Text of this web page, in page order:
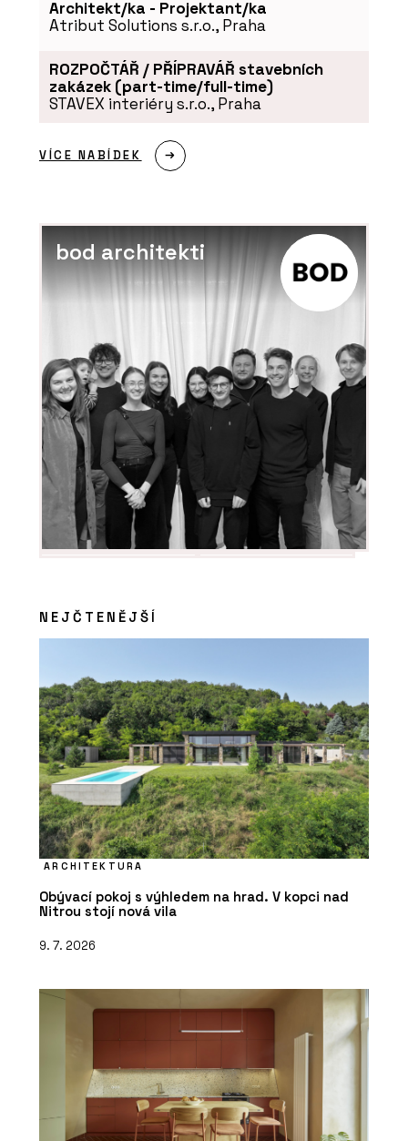
Architekt/ka - Projektant/ka
Atribut Solutions s.r.o., Praha
ROZPOČTÁŘ / PŘÍPRAVÁŘ stavebních
zakázek (part-time/full-time)
STAVEX interiéry s.r.o., Praha
VÍCE NABÍDEK
bod architekti
NEJČTENĚJŠÍ
ARCHITEKTURA
Obývací pokoj s výhledem na hrad. V kopci nad
Nitrou stojí nová vila
9. 7. 2026